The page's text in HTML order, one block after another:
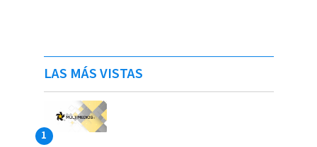
LAS MÁS VISTAS